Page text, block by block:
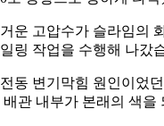
운 고압수가 슬라임의
링 작업을 수행해 나갔
동 변기막힘 원인이었
배관 내부가 본래의 색을